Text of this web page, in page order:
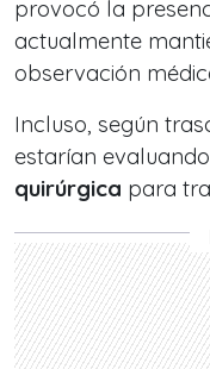
provocó la
actualmente
observación
Incluso, según
estarían
quirúrgica para